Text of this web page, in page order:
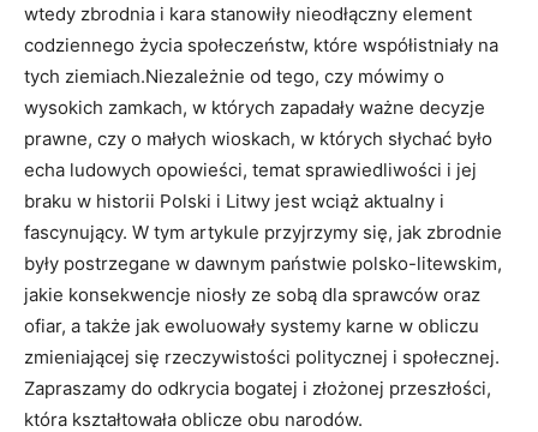
wtedy zbrodnia i kara stanowiły nieodłączny element
codziennego życia społeczeństw, które współistniały na
tych ziemiach.Niezależnie od tego, czy mówimy o
wysokich zamkach, w których zapadały ważne decyzje
prawne, czy o małych wioskach, w których słychać było
echa ludowych opowieści, temat sprawiedliwości i jej
braku w historii Polski i Litwy jest wciąż aktualny i
fascynujący. W tym artykule przyjrzymy się, jak zbrodnie
były postrzegane w dawnym państwie polsko-litewskim,
jakie konsekwencje niosły ze sobą dla sprawców oraz
ofiar, a także jak ewoluowały systemy karne w obliczu
zmieniającej się rzeczywistości politycznej i społecznej.
Zapraszamy do odkrycia bogatej i złożonej przeszłości,
która kształtowała oblicze obu narodów.